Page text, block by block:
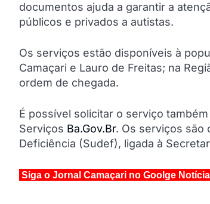
documentos ajuda a garantir a
públicos e privados a autistas.
Os serviços estão disponíveis à
Camaçari e Lauro de Freitas; na
ordem de chegada.
É possível solicitar o serviço
Serviços Ba.Gov.Br. Os serviços são
Deficiência (Sudef), ligada à
Siga o Jornal Camaçari no Goolge